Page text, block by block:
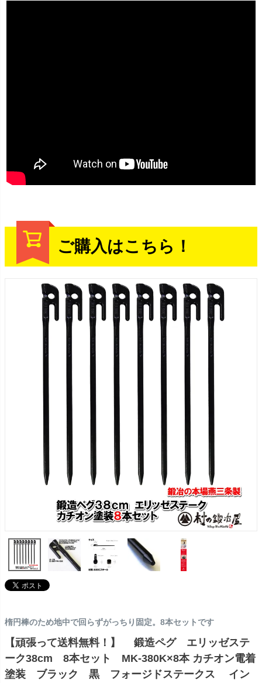
ご購入はこちら！
楕円棒のため地中で回らずがっちり固定。8本セットです
【頑張って送料無料！】 鍛造ペグ エリッゼステ
ーク38cm 8本セット MK-380K×8本 カチオン電着
塗装 ブラック 黒 フォージドステークス イン